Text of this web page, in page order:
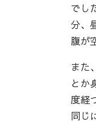
でし
分、
腹が
また
とか
度経
同じ